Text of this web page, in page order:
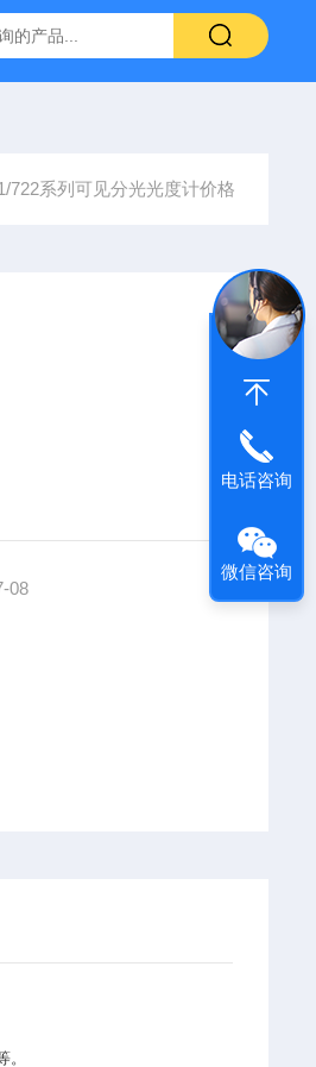
分析色谱仪 青岛水分测定仪
722系列可见分光光度计价格
08
电话咨询
微信咨询